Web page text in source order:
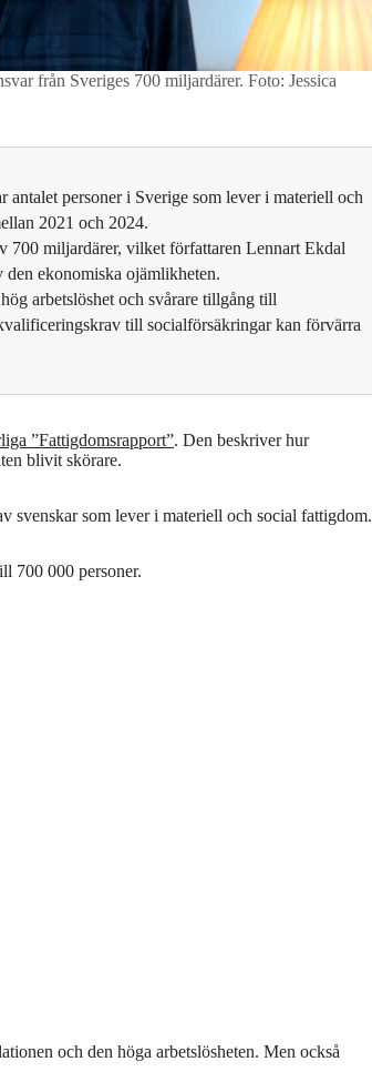
från Sveriges 700 miljardärer.
antalet personer i Sverige som lever i materiell och
2021 och 2024.
700 miljardärer, vilket författaren Lennart Ekdal
ekonomiska ojämlikheten.
arbetslöshet och svårare tillgång till
till socialförsäkringar kan förvärra
”Fattigdomsrapport”. Den beskriver hur
blivit skörare.
svenskar som lever i materiell och social fattigdom.
700 000 personer.
och den höga arbetslösheten. Men också